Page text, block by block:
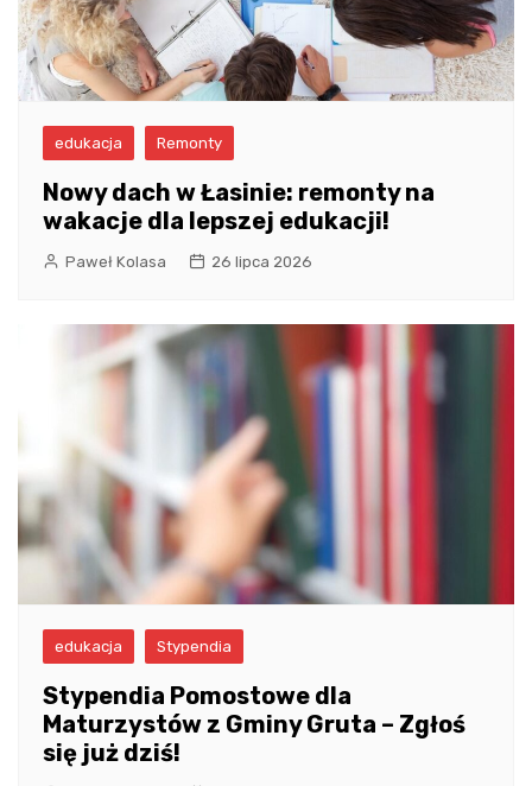
edukacja Remonty
Nowy dach w Łasinie: remonty na
wakacje dla lepszej edukacji!
Paweł Kolasa 26 lipca 2026
edukacja Stypendia
Stypendia Pomostowe dla
Maturzystów z Gminy Gruta – Zgłoś
się już dziś!